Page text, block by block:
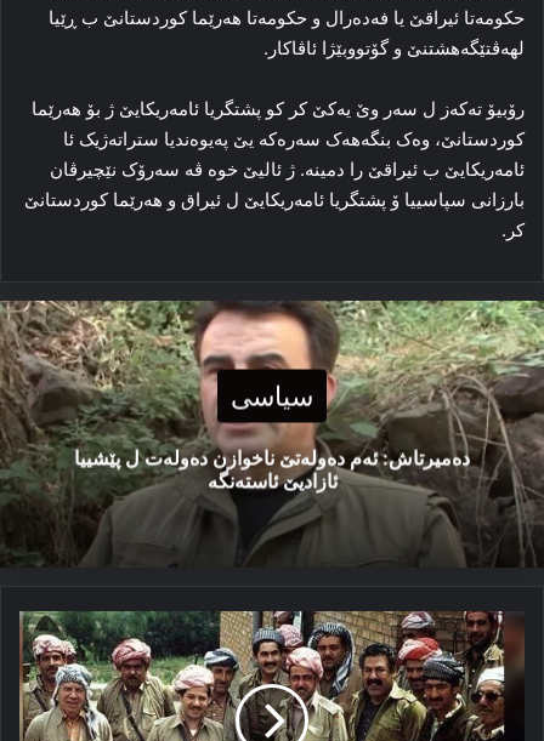
حکومه‌تا ئیراقێ یا فه‌ده‌رال و حکومه‌تا هه‌رێما کوردستانێ ب ڕێیا
لهەڤتێگەهشتنێ و گۆتووبێژا ئاڤاکار.
رۆبیۆ ته‌که‌ز ل سه‌ر وێ یه‌کێ کر کو پشتگریا ئامه‌ریکایێ ژ بۆ هه‌رێما
کوردستانێ، وه‌ک بنگه‌هه‌ک سه‌ره‌که‌ یێ په‌یوه‌ندیا ستراته‌ژیک ئا
ئامه‌ریکایێ ب ئیراقێ را دمینه‌. ژ ئالیێ خوه‌ ڤه‌ سه‌رۆک نێچیرڤان
بارزانی سپاسییا ۆ پشتگریا ئامه‌ریکایێ ل ئیراق و هه‌رێما کوردستانێ
کر.
سیاسی
دەمیرتاش: ئەم دەولەتێ ناخوازن دەولەت ل پێشییا
ئازادیێ ئاستەنگە
خواندنەک
نوو
بۆ
شۆرەشا
گولانێ